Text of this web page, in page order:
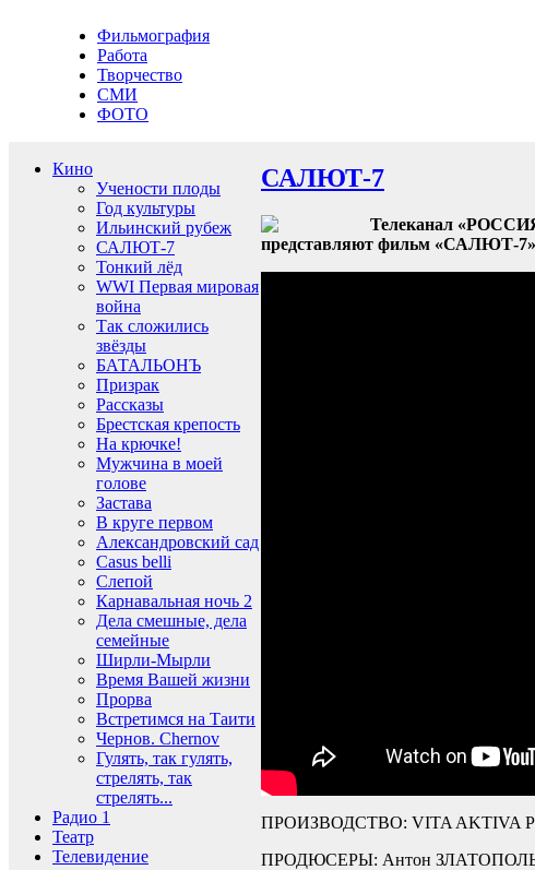
Фильмография
Работа
Творчество
СМИ
ФОТО
Кино
Учености плоды
Год культуры
Ильинский рубеж
САЛЮТ-7
Тонкий лёд
WWI Первая мировая
война
Так сложились
звёзды
БАТАЛЬОНЪ
Призрак
Рассказы
Брестская крепость
На крючке!
Мужчина в моей
голове
Застава
В круге первом
Александровский сад
Casus belli
Слепой
Карнавальная ночь 2
Дела смешные, дела
семейные
Ширли-Мырли
Время Вашей жизни
Прорва
Встретимся на Таити
Чернов. Chernov
Гулять, так гулять,
стрелять, так
стрелять...
Радио 1
Театр
Телевидение
САЛЮТ-7
Телеканал
представляют фильм «САЛЮТ-7»
ПРОИЗВОДСТВО: VITA AKTIVA
ПРОДЮСЕРЫ: Антон